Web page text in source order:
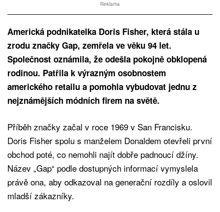
Reklama
Americká podnikatelka Doris Fisher, která stála u
zrodu značky Gap, zemřela ve věku 94 let.
Společnost oznámila, že odešla pokojně obklopená
rodinou. Patřila k výrazným osobnostem
amerického retailu a pomohla vybudovat jednu z
nejznámějších módních firem na světě.
Příběh značky začal v roce 1969 v San Francisku.
Doris Fisher spolu s manželem Donaldem otevřeli první
obchod poté, co nemohli najít dobře padnoucí džíny.
Název „Gap“ podle dostupných informací vymyslela
právě ona, aby odkazoval na generační rozdíly a oslovil
mladší zákazníky.